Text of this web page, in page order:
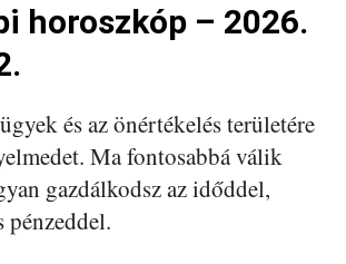
horoszkóp – 2026.
és az önértékelés területére
Ma fontosabbá válik
gazdálkodsz az időddel,
pénzeddel.